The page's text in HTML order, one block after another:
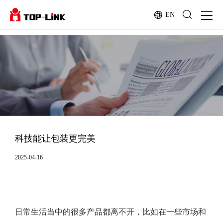
EN
科技能让包装更完美
2025-04-16
日常生活当中的很多产品都离不开，比如在一些市场和